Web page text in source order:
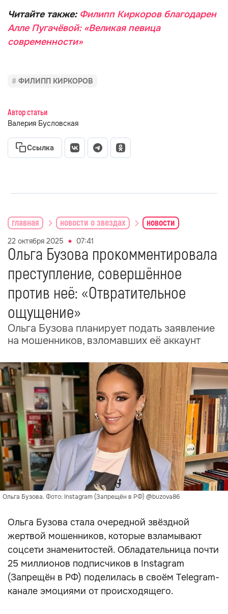
Читайте также: Филипп Киркоров благодарен
Алле Пугачёвой: «Великая певица
современности»
ФИЛИПП КИРКОРОВ
Автор статьи
Валерия Бусловская
Ссылка
главная новости о звездах новости
22 октября 2025 07:41
Ольга Бузова прокомментировала
преступление, совершённое
против неё: «Отвратительное
ощущение»
Ольга Бузова планирует подать заявление
на мошенников, взломавших её аккаунт
Ольга Бузова. Фото: Instagram (Запрещён в РФ) @buzova86
Ольга Бузова стала очередной звёздной
жертвой мошенников, которые взламывают
соцсети знаменитостей. Обладательница почти
25 миллионов подписчиков в Instagram
(Запрещён в РФ) поделилась в своём Telegram-
канале эмоциями от происходящего.